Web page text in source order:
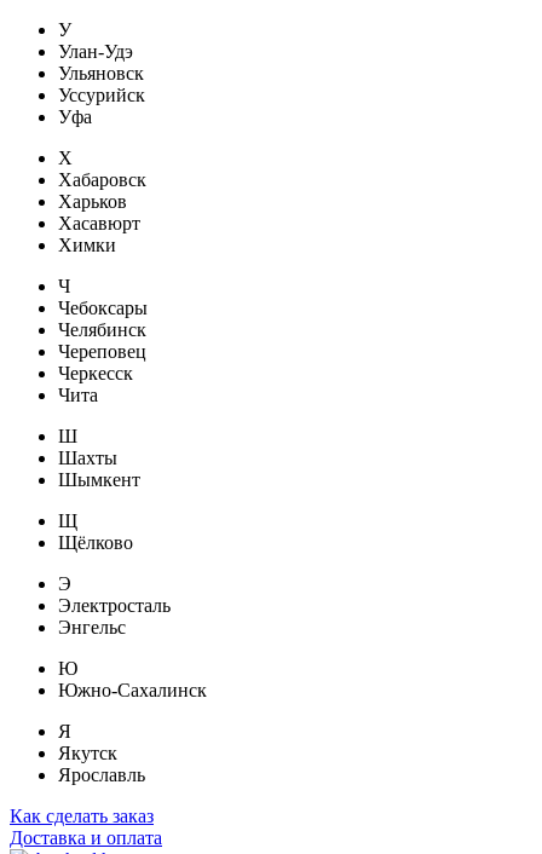
У
Улан-Удэ
Ульяновск
Уссурийск
Уфа
Х
Хабаровск
Харьков
Хасавюрт
Химки
Ч
Чебоксары
Челябинск
Череповец
Черкесск
Чита
Ш
Шахты
Шымкент
Щ
Щёлково
Э
Электросталь
Энгельс
Ю
Южно-Сахалинск
Я
Якутск
Ярославль
Как сделать заказ
Доставка и оплата